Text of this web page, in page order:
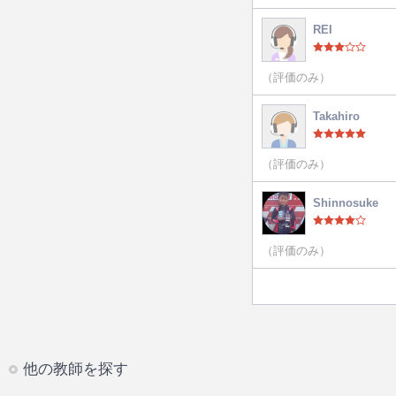
REI
（評価のみ）
Takahiro
（評価のみ）
Shinnosuke
（評価のみ）
他の教師を探す